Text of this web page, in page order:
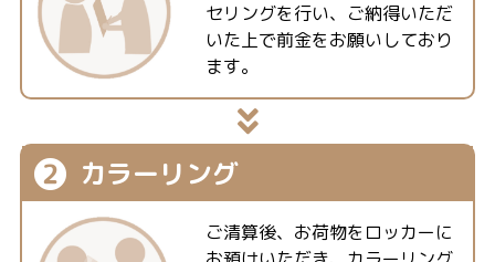
セリングを行い、ご納得いただ
いた上で前金をお願いしており
ます。
❷ カラーリング
ご清算後、お荷物をロッカーに